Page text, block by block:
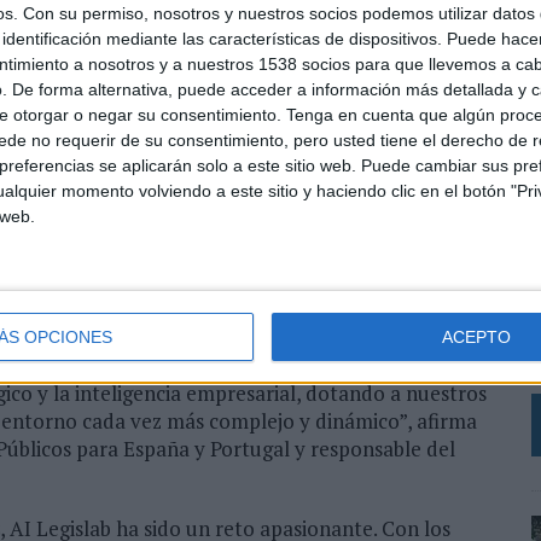
Con su permiso, nosotros y nuestros socios podemos utilizar datos
mediante las características de dispositivos. Puede
a nosotros y a nuestros 1538 socios para que llevemos a
De forma alternativa, puede acceder a información más detallada y
otorgar o negar su consentimiento. Tenga en cuenta que algún
no requerir de su consentimiento, pero usted tiene el derecho de
se aplicarán solo a este sitio web. Puede cambiar sus
momento volviendo a este sitio y haciendo clic en el botón
OPCIONES ACEPTO
analizar e interpretar el contexto regulatorio
las empresas. La herramienta facilita la
conocer al instante qué grupos
una iniciativa, el tiempo medio de tramitación de
otras funcionalidades.
dimensión para las estrategias de incidencia,
del comportamiento de la actividad
su alcance a parlamentos autonómicos e
con la innovación a través de la tecnología, así
y la inteligencia empresarial, dotando a nuestros
cada vez más complejo y dinámico”, afirma
para España y Portugal y responsable del
AI Legislab ha sido un reto apasionante. Con los